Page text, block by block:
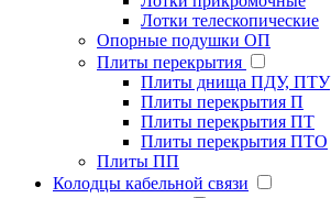
Лотки телескопические
Опорные подушки ОП
Плиты перекрытия
Плиты днища ПДУ, ПТУ
Плиты перекрытия П
Плиты перекрытия ПТ
Плиты перекрытия ПТО
Плиты ПП
Колодцы кабельной связи